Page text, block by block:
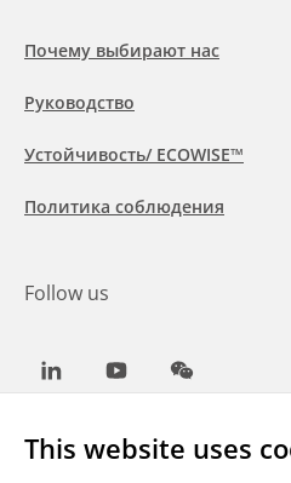
This website uses
Почему выбирают нас
Руководство
Устойчивость/ ECOWISE™
Политика соблюдения
Follow us
LinkedInYoutubeWeChat